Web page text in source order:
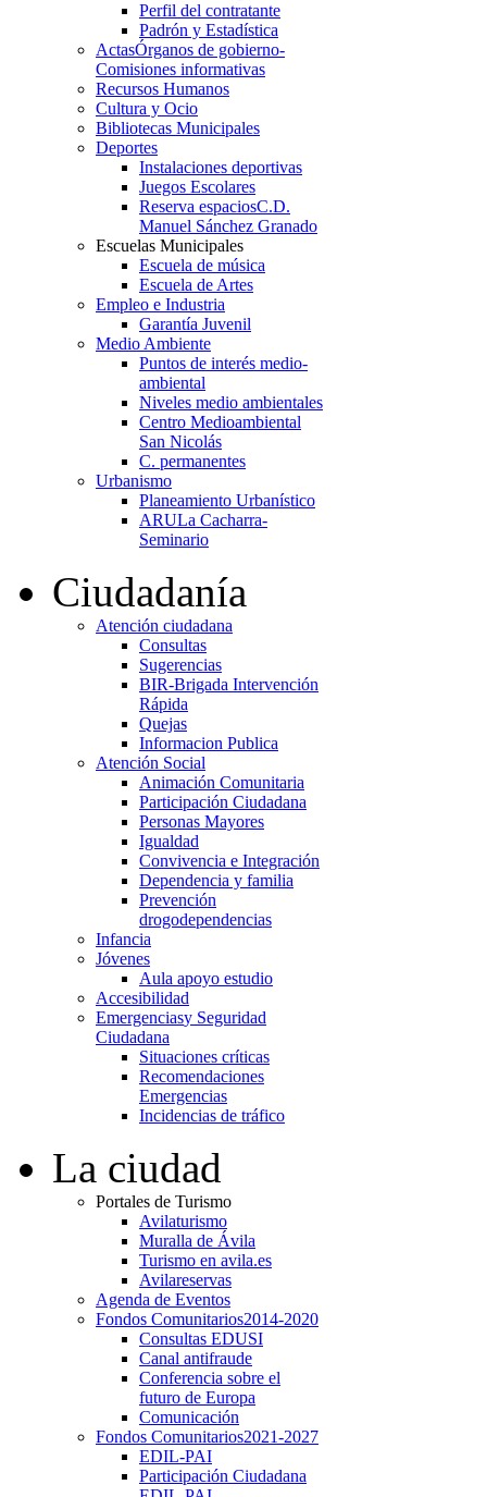
Perfil del contratante
Padrón y Estadística
ActasÓrganos de gobierno-
Comisiones informativas
Recursos Humanos
Cultura y Ocio
Bibliotecas Municipales
Deportes
Instalaciones deportivas
Juegos Escolares
Reserva espaciosC.D.
Manuel Sánchez Granado
Escuelas Municipales
Escuela de música
Escuela de Artes
Empleo e Industria
Garantía Juvenil
Medio Ambiente
Puntos de interés medio-
ambiental
Niveles medio ambientales
Centro Medioambiental
San Nicolás
C. permanentes
Urbanismo
Planeamiento Urbanístico
ARULa Cacharra-
Seminario
Ciudadanía
Atención ciudadana
Consultas
Sugerencias
BIR-Brigada Intervención
Rápida
Quejas
Informacion Publica
Atención Social
Animación Comunitaria
Participación Ciudadana
Personas Mayores
Igualdad
Convivencia e Integración
Dependencia y familia
Prevención
drogodependencias
Infancia
Jóvenes
Aula apoyo estudio
Accesibilidad
Emergenciasy Seguridad
Ciudadana
Situaciones críticas
Recomendaciones
Emergencias
Incidencias de tráfico
La ciudad
Portales de Turismo
Avilaturismo
Muralla de Ávila
Turismo en avila.es
Avilareservas
Agenda de Eventos
Fondos Comunitarios2014-2020
Consultas EDUSI
Canal antifraude
Conferencia sobre el
futuro de Europa
Comunicación
Fondos Comunitarios2021-2027
EDIL-PAI
Participación Ciudadana